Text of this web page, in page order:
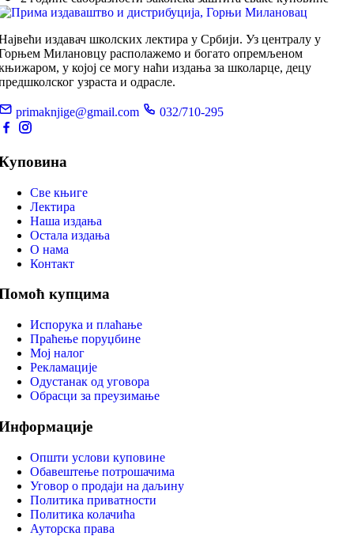
издавач школских лектира у Србији. Уз централу у
Милановцу располажемо и богато опремљеном
у којој се могу наћи издања за школарце, децу
узраста и одрасле.
primaknjige@gmail.com 032/710-295
Све књиге
Лектира
Наша издања
Остала издања
О нама
Контакт
купцима
Испорука и плаћање
Праћење поруџбине
Мој налог
Рекламације
Одустанак од уговора
Обрасци за преузимање
Општи услови куповине
Обавештење потрошачима
Уговор о продаји на даљину
Политика приватности
Политика колачића
Ауторска права